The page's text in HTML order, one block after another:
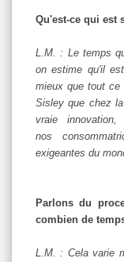
Qu'est-ce qui est
L.M. : Le temps
on estime qu'il
mieux que tout
Sisley que chez
vraie
nos
exigeantes du
Parlons du
combien de
L.M. : Cela varie